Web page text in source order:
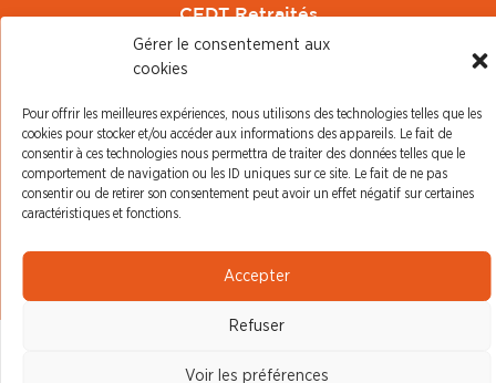
Gérer le consentement aux
cookies
Pour offrir les meilleures expériences, nous utilisons des technologies telles que les
cookies pour stocker et/ou accéder aux informations des appareils. Le fait de
consentir à ces technologies nous permettra de traiter des données telles que le
comportement de navigation ou les ID uniques sur ce site. Le fait de ne pas
consentir ou de retirer son consentement peut avoir un effet négatif sur certaines
caractéristiques et fonctions.
Accepter
Refuser
Voir les préférences
CFDT Retraités
L'UFFA
PRESSE
Communiqué de Presse
Revue de Presse
Mentions Légales